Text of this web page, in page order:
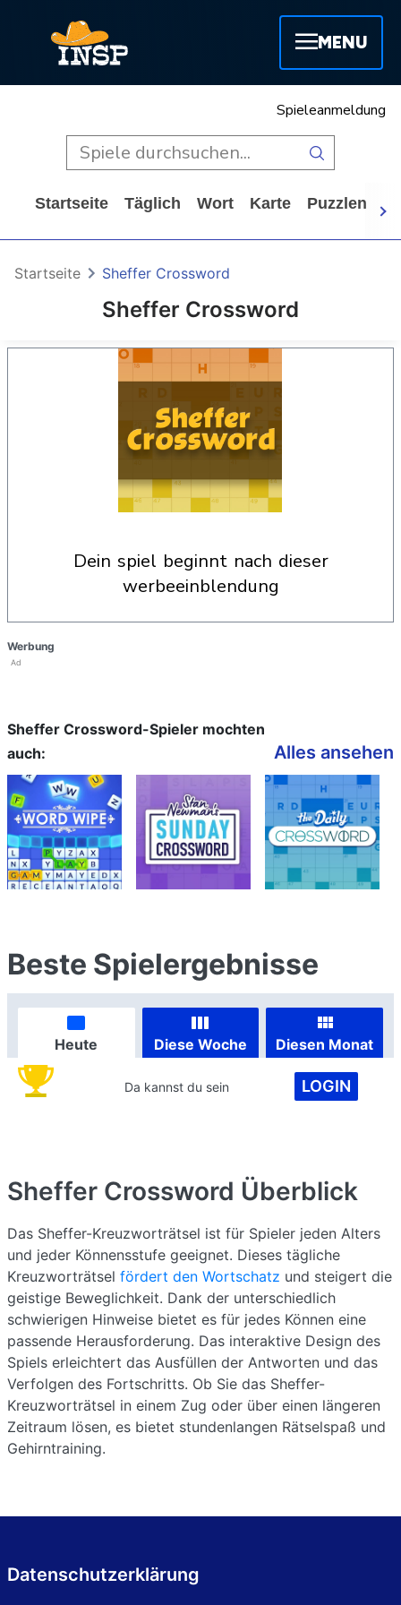
MENU
Spieleanmeldung
Startseite Täglich Wort Karte Puzzlen
Sheffer Crossword
Startseite Sheffer Crossword
dein spiel beginnt nach dieser
werbeeinblendung
Werbung
Ad
Sheffer Crossword-Spieler mochten
auch:
Alles ansehen
Beste Spielergebnisse
Heute Diese Woche Diesen Monat
Da kannst du sein LOGIN
Sheffer Crossword Überblick
Das Sheffer-Kreuzworträtsel ist für Spieler jeden Alters
und jeder Könnensstufe geeignet. Dieses tägliche
Kreuzworträtsel fördert den Wortschatz und steigert die
geistige Beweglichkeit. Dank der unterschiedlich
schwierigen Hinweise bietet es für jedes Können eine
passende Herausforderung. Das interaktive Design des
Spiels erleichtert das Ausfüllen der Antworten und das
Verfolgen des Fortschritts. Ob Sie das Sheffer-
Kreuzworträtsel in einem Zug oder über einen längeren
Zeitraum lösen, es bietet stundenlangen Rätselspaß und
Gehirntraining.
Datenschutzerklärung